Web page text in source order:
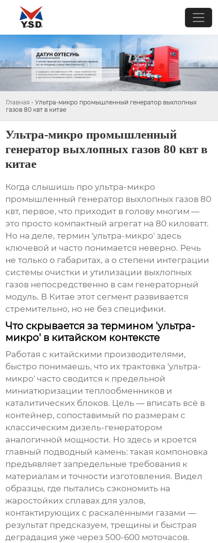
Главная - Ультра-микро промышленный генератор выхлопных
газов 80 квт в китае
Ультра-микро промышленный
генератор выхлопных газов 80 квт в
китае
Когда слышишь проультра-микро
промышленный генератор выхлопных газов 80
квт, первое, что приходит в голову многим —
это просто компактный агрегат на 80 киловатт.
Но на деле, термин 'ультра-микро' здесь
ключевой и часто понимается неверно. Речь
не только о габаритах, а о степени интеграции
системы очистки и утилизации выхлопных
газов непосредственно в сам генераторный
модуль. В Китае этот сегмент развивается
стремительно, но не без специфики.
Что скрывается за термином 'ультра-
микро' в китайском контексте
Работая с китайскими производителями,
быстро понимаешь, что их трактовка 'ультра-
микро' часто сводится к предельной
миниатюризации теплообменников и
каталитических блоков. Цель — вписать всё в
контейнер, сопоставимый по размерам с
классическим дизель-генератором
аналогичной мощности. Но здесь и кроется
главный подводный камень: такая компоновка
предъявляет запредельные требования к
материалам и точности изготовления. Видел
образцы, где пытались сэкономить на
жаростойких сплавах для узлов,
контактирующих с раскалёнными газами —
результат предсказуем, трещины и быстрая
деградация уже через 500-600 моточасов.